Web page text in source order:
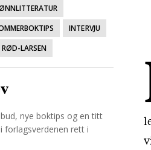
INTERVJU
RØD-LARSEN
nye boktips og en titt
forlagsverdenen rett i